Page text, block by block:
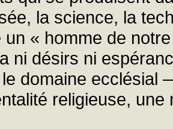
la science, la
un « homme de
ni désirs ni
domaine ecclésial
religieuse,